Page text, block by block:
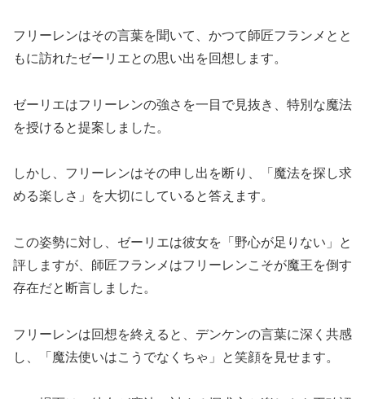
フリーレンはその言葉を聞いて、かつて師匠フランメとと
もに訪れたゼーリエとの思い出を回想します。
ゼーリエはフリーレンの強さを一目で見抜き、特別な魔法
を授けると提案しました。
しかし、フリーレンはその申し出を断り、「魔法を探し求
める楽しさ」を大切にしていると答えます。
この姿勢に対し、ゼーリエは彼女を「野心が足りない」と
評しますが、師匠フランメはフリーレンこそが魔王を倒す
存在だと断言しました。
フリーレンは回想を終えると、デンケンの言葉に深く共感
し、「魔法使いはこうでなくちゃ」と笑顔を見せます。